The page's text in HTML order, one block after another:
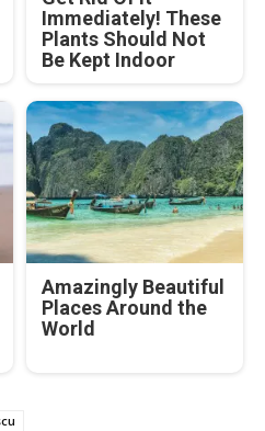
Immediately! These
Plants Should Not
Be Kept Indoor
Amazingly Beautiful
Places Around the
World